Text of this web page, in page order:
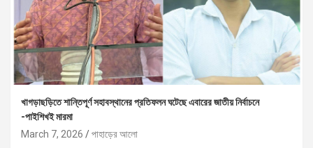
খাগড়াছড়িতে শান্তিপূর্ণ সহাবস্থানের প্রতিফলন ঘটেছে এবারের জাতীয় নির্বাচনে
-পাইশিখই মারমা
March 7, 2026
পাহাড়ের আলো